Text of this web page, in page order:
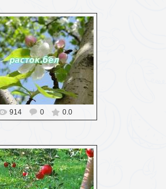
16.03.2016
Probozd
914 0 0.0
16.03.2016